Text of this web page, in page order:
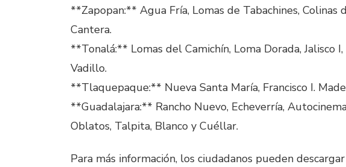
**Zapopan:** Agua Fría, Lomas de Tabachines, Colinas
Cantera.
**Tonalá:** Lomas del Camichín, Loma Dorada, Jalisco
Vadillo.
**Tlaquepaque:** Nueva Santa María, Francisco I.
**Guadalajara:** Rancho Nuevo, Echeverría,
Oblatos, Talpita, Blanco y Cuéllar.
Para más información, los ciudadanos pueden